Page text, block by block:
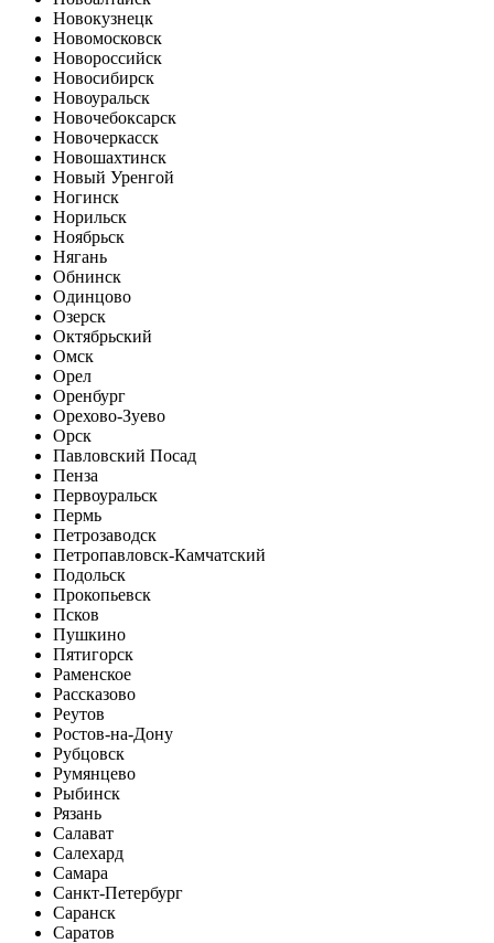
Новокузнецк
Новомосковск
Новороссийск
Новосибирск
Новоуральск
Новочебоксарск
Новочеркасск
Новошахтинск
Новый Уренгой
Ногинск
Норильск
Ноябрьск
Нягань
Обнинск
Одинцово
Озерск
Октябрьский
Омск
Орел
Оренбург
Орехово-Зуево
Орск
Павловский Посад
Пенза
Первоуральск
Пермь
Петрозаводск
Петропавловск-Камчатский
Подольск
Прокопьевск
Псков
Пушкино
Пятигорск
Раменское
Рассказово
Реутов
Ростов-на-Дону
Рубцовск
Румянцево
Рыбинск
Рязань
Салават
Салехард
Самара
Санкт-Петербург
Саранск
Саратов